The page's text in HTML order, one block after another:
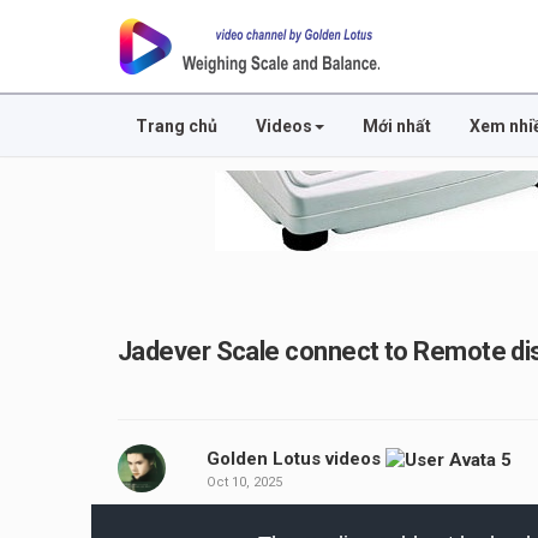
Trang chủ Videos Mới nhất Xem
Jadever Scale connect to Remote
Golden Lotus videos
Oct 10, 2025